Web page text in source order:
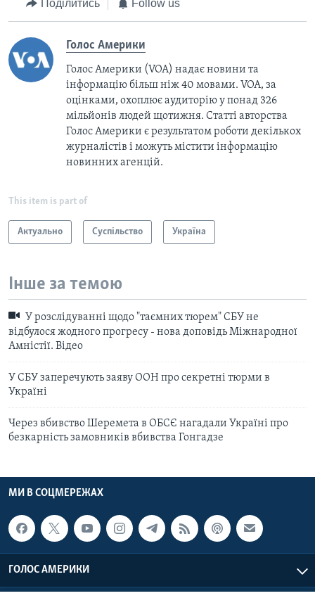
Поділитись Follow us
Голос Америки
Голос Америки (VOA) надає новини та
інформацію більш ніж 40 мовами. VOA, за
оцінками, охоплює аудиторію у понад 326
мільйонів людей щотижня. Статті авторства
Голос Америки є результатом роботи декількох
журналістів і можуть містити інформацію
новинних агенцій.
This item is part of
Актуально Суспільство Україна
Інше за темою
У розслідуванні щодо "таємних тюрем" СБУ не
відбулося жодного прогресу - нова доповідь Міжнародної
Амністії. Відео
У СБУ заперечують заяву ООН про секретні тюрми в
Україні
Через вбивство Шеремета в ОБСЄ нагадали Україні про
безкарність замовників вбивства Гонгадзе
МИ В СОЦМЕРЕЖАХ
ГОЛОС АМЕРИКИ